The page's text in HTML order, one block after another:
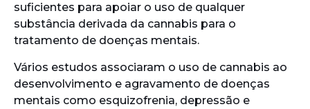
suficientes para apoiar o uso de qualquer
substância derivada da cannabis para o
tratamento de doenças mentais.
Vários estudos associaram o uso de cannabis ao
desenvolvimento e agravamento de doenças
mentais como esquizofrenia, depressão e